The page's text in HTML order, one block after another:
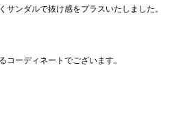
サンダルで抜け感をプラスいたしました。
コーディネートでございます。